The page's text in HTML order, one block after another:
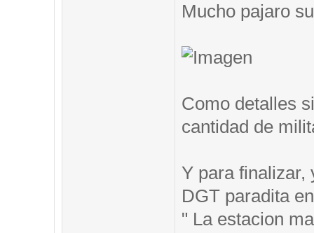
Mucho pajaro
Como detalles
cantidad de
Y para finalizar,
DGT paradita
" La estacion